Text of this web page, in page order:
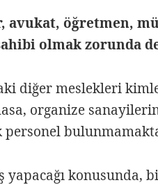
avukat, öğretmen,
olmak zorunda
diğer meslekleri
organize
konusunda,